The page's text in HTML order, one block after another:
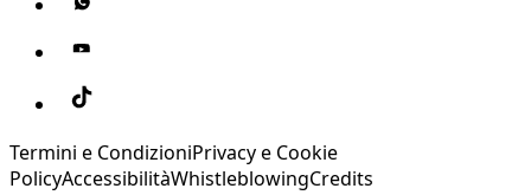
Termini e CondizioniPrivacy e Cookie
PolicyAccessibilitàWhistleblowingCredits